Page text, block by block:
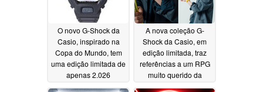
O novo G-Shock da
Casio, inspirado na
Copa do Mundo, tem
uma edição limitada de
apenas 2.026
unidades07/14/2026
A nova coleção G-
Shock da Casio, em
edição limitada, traz
referências a um RPG
muito querido da
Nintendo07/14/2026